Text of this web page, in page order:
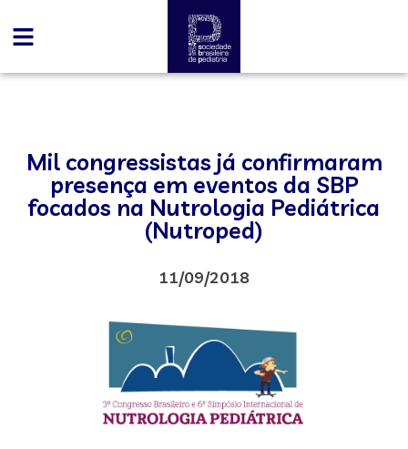
Mil congressistas já confirmaram
presença em eventos da SBP
focados na Nutrologia Pediátrica
(Nutroped)
11/09/2018